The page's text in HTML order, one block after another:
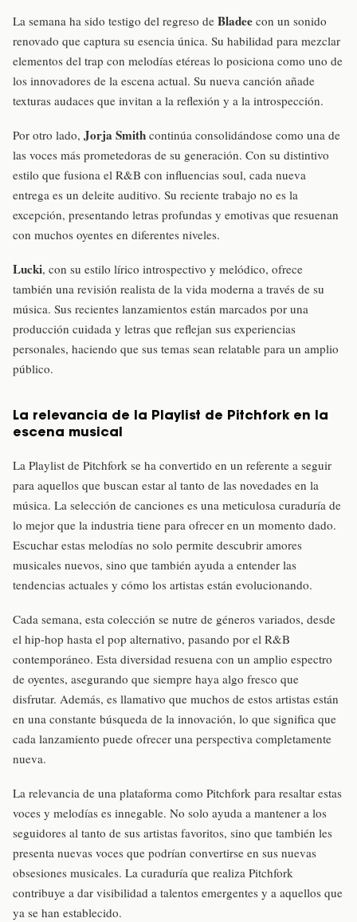
La semana ha sido testigo del regreso de Bladee con un sonido
renovado que captura su esencia única. Su habilidad para mezclar
elementos del trap con melodías etéreas lo posiciona como uno de
los innovadores de la escena actual. Su nueva canción añade
texturas audaces que invitan a la reflexión y a la introspección.
Por otro lado, Jorja Smith continúa consolidándose como una de
las voces más prometedoras de su generación. Con su distintivo
estilo que fusiona el R&B con influencias soul, cada nueva
entrega es un deleite auditivo. Su reciente trabajo no es la
excepción, presentando letras profundas y emotivas que resuenan
con muchos oyentes en diferentes niveles.
Lucki, con su estilo lírico introspectivo y melódico, ofrece
también una revisión realista de la vida moderna a través de su
música. Sus recientes lanzamientos están marcados por una
producción cuidada y letras que reflejan sus experiencias
personales, haciendo que sus temas sean relatable para un amplio
público.
La relevancia de la Playlist de Pitchfork en la
escena musical
La Playlist de Pitchfork se ha convertido en un referente a seguir
para aquellos que buscan estar al tanto de las novedades en la
música. La selección de canciones es una meticulosa curaduría de
lo mejor que la industria tiene para ofrecer en un momento dado.
Escuchar estas melodías no solo permite descubrir amores
musicales nuevos, sino que también ayuda a entender las
tendencias actuales y cómo los artistas están evolucionando.
Cada semana, esta colección se nutre de géneros variados, desde
el hip-hop hasta el pop alternativo, pasando por el R&B
contemporáneo. Esta diversidad resuena con un amplio espectro
de oyentes, asegurando que siempre haya algo fresco que
disfrutar. Además, es llamativo que muchos de estos artistas están
en una constante búsqueda de la innovación, lo que significa que
cada lanzamiento puede ofrecer una perspectiva completamente
nueva.
La relevancia de una plataforma como Pitchfork para resaltar estas
voces y melodías es innegable. No solo ayuda a mantener a los
seguidores al tanto de sus artistas favoritos, sino que también les
presenta nuevas voces que podrían convertirse en sus nuevas
obsesiones musicales. La curaduría que realiza Pitchfork
contribuye a dar visibilidad a talentos emergentes y a aquellos que
ya se han establecido.